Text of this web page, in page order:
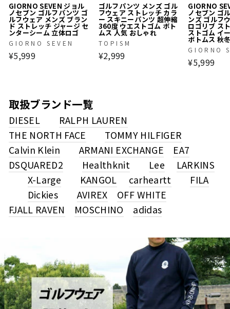
GIORNO SEVEN ジョル
ノセブン ゴルフパンツ ゴ
ルフウェア メンズ ブラン
ド ストレッチ ジャージ セ
ンターシーム 立体ロゴ
GIORNO SEVEN
¥5,999
ゴルフパンツ メンズ ゴル
フウェア ストレッチ カラ
ー スキニーパンツ 超伸縮
360度 ウエストゴム ボト
ムス 人気 おしゃれ
TOPISM
¥2,999
GIORNO
ノセブン ゴ
ンズ ゴルフ
ロゴリブ ス
ストゴム イ
ボトムス 秋
GIORNO
¥5,999
取扱ブランド一覧
DIESEL
RALPH LAUREN
THE NORTH FACE
TOMMY HILFIGER
Calvin Klein
ARMANI EXCHANGE
EA7
DSQUARED2
Healthknit Lee
LARKINS
X-Large
KANGOL carheartt
FILA
Dickies
AVIREX
OFF WHITE
FJALL RAVEN
MOSCHINO adidas